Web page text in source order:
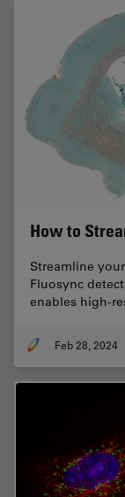
How to
Streamline
Fluosync
enables high-
Feb 28, 2024